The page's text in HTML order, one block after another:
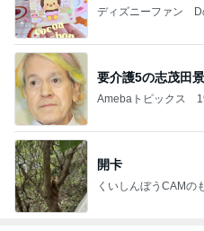
ディズニーファン D
要介護5の志茂田
Amebaトピックス
開卡
くいしんぼうCAMの